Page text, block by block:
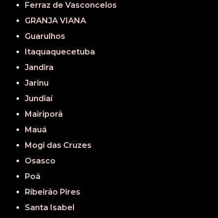
Ferraz de Vasconcelos
GRANJA VIANA
Guarulhos
Itaquaquecetuba
Jandira
Jarinu
Jundiaí
Mairiporã
Mauá
Mogi das Cruzes
Osasco
Poá
Ribeirão Pires
Santa Isabel